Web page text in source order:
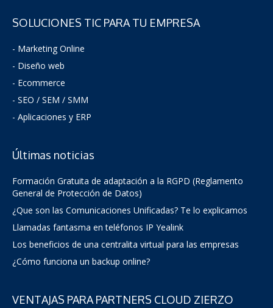
SOLUCIONES TIC PARA TU EMPRESA
- Marketing Online
- Diseño web
- Ecommerce
- SEO / SEM / SMM
- Aplicaciones y ERP
Últimas noticias
Formación Gratuita de adaptación a la RGPD (Reglamento
General de Protección de Datos)
¿Que son las Comunicaciones Unificadas? Te lo explicamos
Llamadas fantasma en teléfonos IP Yealink
Los beneficios de una centralita virtual para las empresas
¿Cómo funciona un backup online?
VENTAJAS PARA PARTNERS CLOUD ZIERZO